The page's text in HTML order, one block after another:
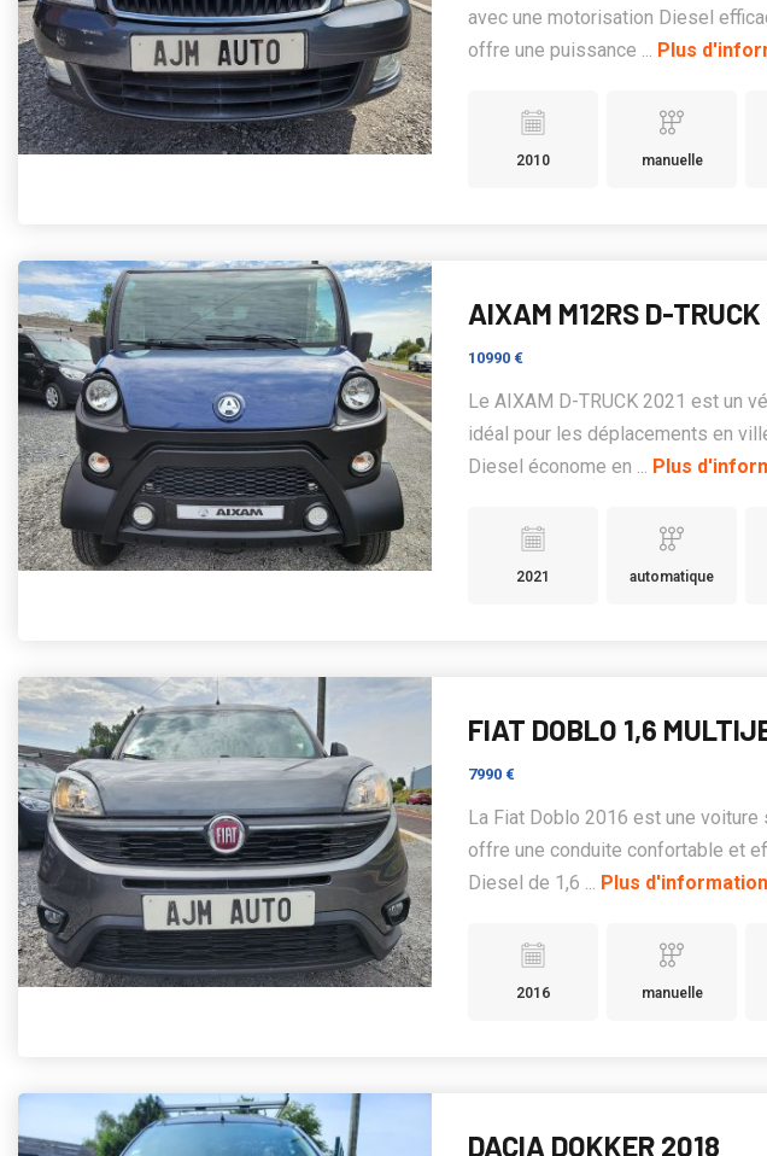
avec une motorisation Diesel
offre une puissance ... Plus
2010 manuelle
AIXAM M12RS D-
10990 €
Le AIXAM D-TRUCK 2021 est un
idéal pour les déplacements en
Diesel économe en ... Plus
2021 automatique
FIAT DOBLO 1,6
7990 €
La Fiat Doblo 2016 est une
offre une conduite confortable et
Diesel de 1,6 ... Plus d'information
2016 manuelle
DACIA DOKKER 2018